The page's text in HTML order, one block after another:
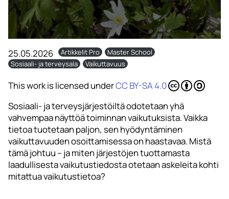
25.05.2026 Artikkelit Pro
Master School
Sosiaali- ja terveysala
Vaikuttavuus
This work is licensed underCC BY-SA 4.0
Sosiaali- ja terveysjärjestöiltä odotetaan yhä
vahvempaa näyttöä toiminnan vaikutuksista. Vaikka
tietoa tuotetaan paljon, sen hyödyntäminen
vaikuttavuuden osoittamisessa on haastavaa. Mistä
tämä johtuu – ja miten järjestöjen tuottamasta
laadullisesta vaikutustiedosta otetaan askeleita kohti
mitattua vaikutustietoa?